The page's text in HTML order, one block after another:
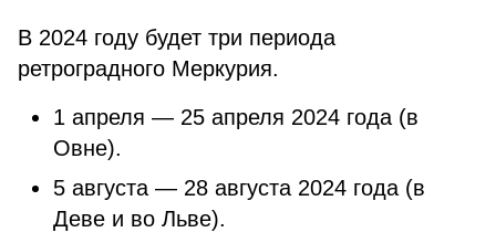
В 2024 году будет три периода
ретроградного Меркурия.
1 апреля — 25 апреля 2024 года (в
Овне).
5 августа — 28 августа 2024 года (в
Деве и во Льве).